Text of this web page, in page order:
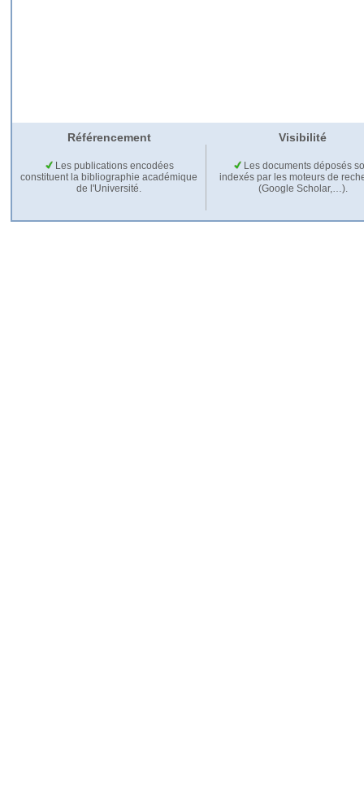
Référencement Visibilité
Les publications encodées
constituent la bibliographie académique
de l'Université.
Les documents déposés
indexés par les moteurs de
(Google Scholar,…).